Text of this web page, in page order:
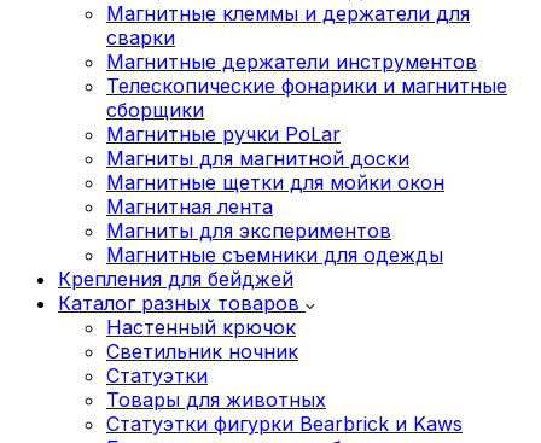
Магнитные клеммы и держатели для
сварки
Магнитные держатели инструментов
Телескопические фонарики и магнитные
сборщики
Магнитные ручки PoLar
Магниты для магнитной доски
Магнитные щетки для мойки окон
Магнитная лента
Магниты для экспериментов
Магнитные съемники для одежды
Крепления для бейджей
Каталог разных товаров
Настенный крючок
Светильник ночник
Статуэтки
Товары для животных
Статуэтки фигурки Bearbrick и Kaws